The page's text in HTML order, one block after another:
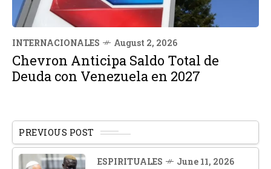
INTERNACIONALES August 2, 2026
Chevron Anticipa Saldo Total de
Deuda con Venezuela en 2027
PREVIOUS POST
ESPIRITUALES June 11, 2026